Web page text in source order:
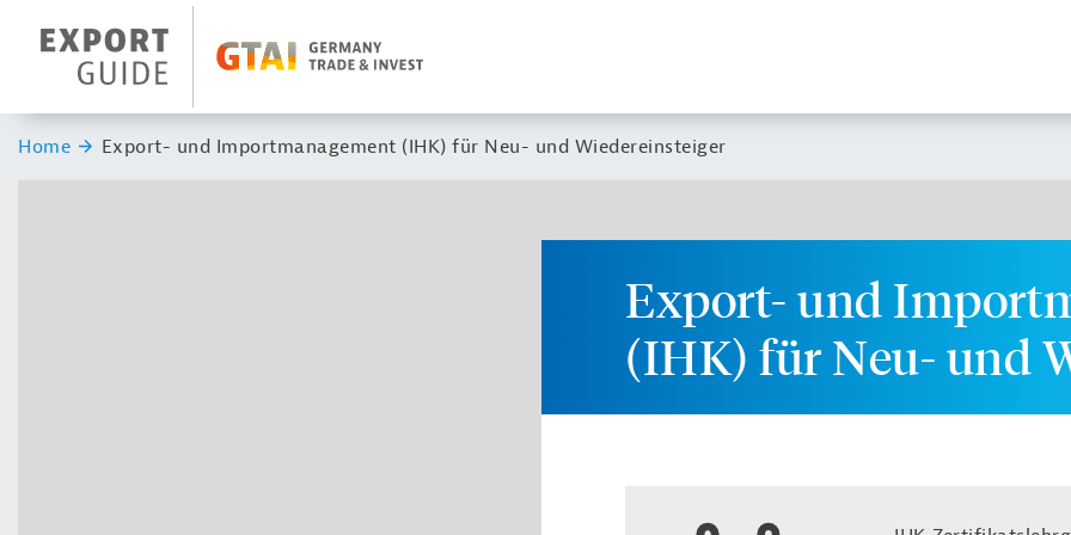
Header Logo
Sie sind hier:
Home Export- und Importmanagement (IHK) für Neu- und Wiedereinsteiger
Export- und
(IHK) für Neu- und